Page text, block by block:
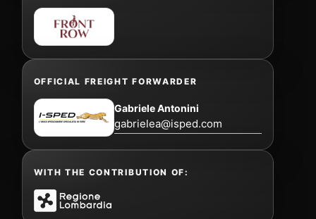
OFFICIAL FREIGHT FORWARDER
Gabriele Antonini
gabrielea@isped.com
WITH THE CONTRIBUTION OF: